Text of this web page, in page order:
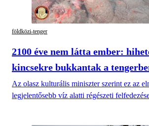
földközi-tenger
2100 éve nem látta ember:
kincsekre bukkantak a
Az olasz kulturális miniszter szerint ez az
legjelentősebb víz alatti régészeti